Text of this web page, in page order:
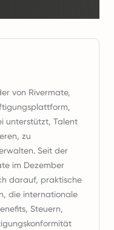
von Rivermate,
unterstützt, Talent
zu
Seit der
im Dezember
darauf, praktische
die internationale
Steuern,